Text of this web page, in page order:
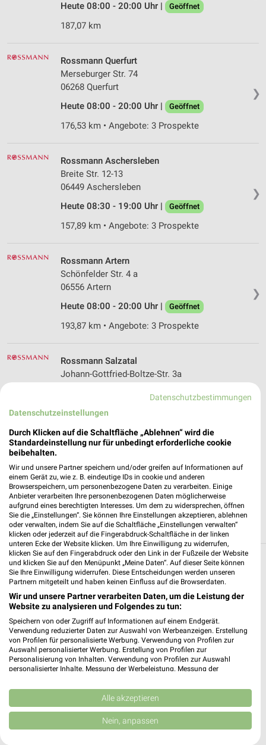
Heute 08:00 - 20:00 Uhr |
Geöffnet
187,07 km
❯
Rossmann Querfurt
Merseburger Str. 74
06268 Querfurt
Heute 08:00 - 20:00 Uhr |
Geöffnet
176,53 km • Angebote: 3 Prospekte
❯
Rossmann Aschersleben
Breite Str. 12-13
06449 Aschersleben
Heute 08:30 - 19:00 Uhr |
Geöffnet
157,89 km • Angebote: 3 Prospekte
❯
Rossmann Artern
Schönfelder Str. 4 a
06556 Artern
Heute 08:00 - 20:00 Uhr |
Geöffnet
193,87 km • Angebote: 3 Prospekte
❯
Rossmann Salzatal
Johann-Gottfried-Boltze-Str. 3a
Felsenkellerweg 21 a
06493 Ballenstedt
Heute 08:00 - 20:00 Uhr |
Geöffnet
173,47 km • Angebote: 3 Prospekte
Drogerie & Parfümerie Angebote und
Prospekte für Ahlsdorf
7 Prospekte
Müller Müller
Datenschutzbestimmungen
Datenschutzeinstellungen
Durch Klicken auf die Schaltfläche „Ablehnen“ wird die
Standardeinstellung nur für unbedingt erforderliche cookie
beibehalten.
Wir und unsere Partner speichern und/oder greifen auf Informationen auf
einem Gerät zu, wie z. B. eindeutige IDs in cookie und anderen
Browserspeichern, um personenbezogene Daten zu verarbeiten. Einige
Anbieter verarbeiten Ihre personenbezogenen Daten möglicherweise
aufgrund eines berechtigten Interesses. Um dem zu widersprechen, öffnen
Sie die „Einstellungen“. Sie können Ihre Einstellungen akzeptieren, ablehnen
oder verwalten, indem Sie auf die Schaltfläche „Einstellungen verwalten“
klicken oder jederzeit auf die Fingerabdruck-Schaltfläche in der linken
unteren Ecke der Website klicken. Um Ihre Einwilligung zu widerrufen,
klicken Sie auf den Fingerabdruck oder den Link in der Fußzeile der Website
und klicken Sie auf den Menüpunkt „Meine Daten“. Auf dieser Seite können
Sie Ihre Einwilligung widerrufen. Diese Entscheidungen werden unseren
Partnern mitgeteilt und haben keinen Einfluss auf die Browserdaten.
Wir und unsere Partner verarbeiten Daten, um die Leistung der
Website zu analysieren und Folgendes zu tun:
Speichern von oder Zugriff auf Informationen auf einem Endgerät.
Verwendung reduzierter Daten zur Auswahl von Werbeanzeigen. Erstellung
von Profilen für personalisierte Werbung. Verwendung von Profilen zur
Auswahl personalisierter Werbung. Erstellung von Profilen zur
Personalisierung von Inhalten. Verwendung von Profilen zur Auswahl
personalisierter Inhalte. Messung der Werbeleistung. Messung der
Kombinationen von Daten aus verschiedenen Quellen. Entwicklung und
Verbesserung der Angebote. Verwendung reduzierter Daten zur Auswahl
von Inhalten.
Daten können außerhalb der Europäischen Union weitergegeben und in die
Alle akzeptieren
Nein, anpassen